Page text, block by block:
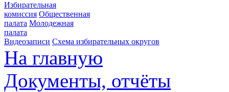
Избирательная
комиссия Общественная
палата Молодежная
палата
Видеозаписи Схема избирательных округов
На главную
Документы, отчёты